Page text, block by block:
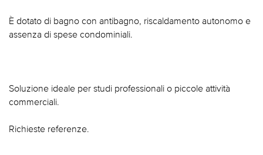
È dotato di bagno con antibagno, riscaldamento autonomo e
assenza di spese condominiali.
Soluzione ideale per studi professionali o piccole attività
commerciali.
Richieste referenze.